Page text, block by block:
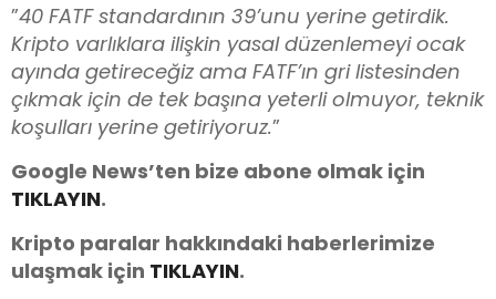
”40 FATF standardının 39’unu yerine getirdik.
Kripto varlıklara ilişkin yasal düzenlemeyi ocak
ayında getireceğiz ama FATF’ın gri listesinden
çıkmak için de tek başına yeterli olmuyor, teknik
koşulları yerine getiriyoruz.”
Google News’ten bize abone olmak için
TIKLAYIN.
Kripto paralar hakkındaki haberlerimize
ulaşmak için TIKLAYIN.